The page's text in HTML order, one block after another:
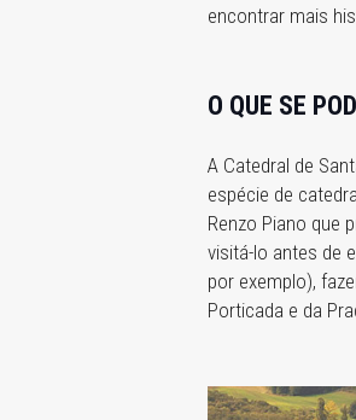
encontrar mais
O QUE SE
A Catedral de
espécie de
Renzo Piano que
visitá-lo antes de
por exemplo),
Porticada e da